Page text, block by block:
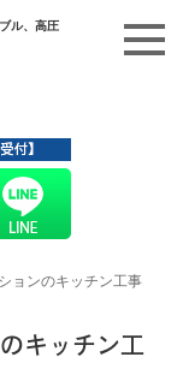
ル、高圧
ョンのキッチン工事
キッチン工